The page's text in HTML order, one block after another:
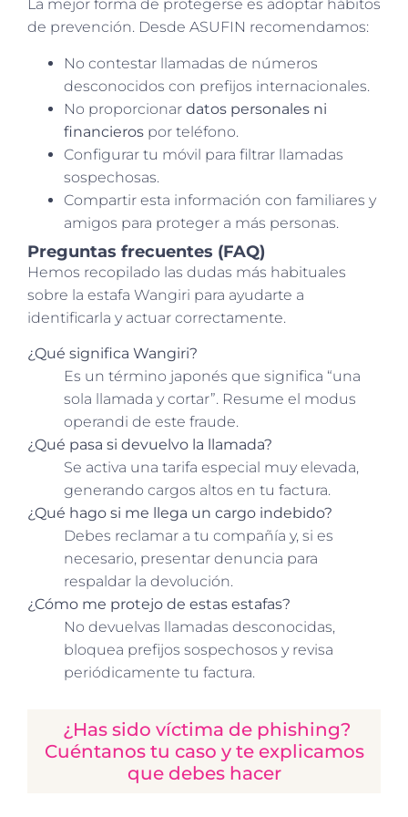
La mejor forma de protegerse es adoptar hábitos
de prevención. Desde ASUFIN recomendamos:
No contestar llamadas de números
desconocidos con prefijos internacionales.
No proporcionar datos personales ni
financieros por teléfono.
Configurar tu móvil para filtrar llamadas
sospechosas.
Compartir esta información con familiares y
amigos para proteger a más personas.
Preguntas frecuentes (FAQ)
Hemos recopilado las dudas más habituales
sobre la estafa Wangiri para ayudarte a
identificarla y actuar correctamente.
¿Qué significa Wangiri?
Es un término japonés que significa “una
sola llamada y cortar”. Resume el modus
operandi de este fraude.
¿Qué pasa si devuelvo la llamada?
Se activa una tarifa especial muy elevada,
generando cargos altos en tu factura.
¿Qué hago si me llega un cargo indebido?
Debes reclamar a tu compañía y, si es
necesario, presentar denuncia para
respaldar la devolución.
¿Cómo me protejo de estas estafas?
No devuelvas llamadas desconocidas,
bloquea prefijos sospechosos y revisa
periódicamente tu factura.
¿Has sido víctima de phishing?
Cuéntanos tu caso y te explicamos
que debes hacer